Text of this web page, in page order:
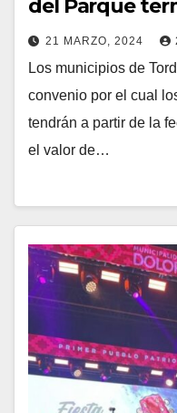
del Parque
21 MARZO, 2024
Los municipios de
convenio por el cual
tendrán a partir de la
el valor de…